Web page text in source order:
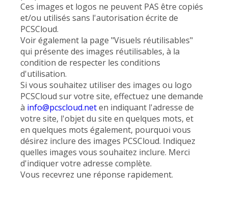
Ces images et logos ne peuvent PAS être copiés
et/ou utilisés sans l'autorisation écrite de
PCSCloud.
Voir également la page "Visuels réutilisables"
qui présente des images réutilisables, à la
condition de respecter les conditions
d'utilisation.
Si vous souhaitez utiliser des images ou logo
PCSCloud sur votre site, effectuez une demande
à info@pcscloud.neten indiquant l'adresse de
votre site, l'objet du site en quelques mots, et
en quelques mots également, pourquoi vous
désirez inclure des images PCSCloud. Indiquez
quelles images vous souhaitez inclure. Merci
d'indiquer votre adresse complète.
Vous recevrez une réponse rapidement.